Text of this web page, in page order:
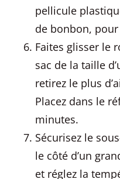
pellicule
de bonbon,
Faites glisser le
sac de la taille
retirez le plus
Placez dans le
minutes.
Sécurisez le
le côté d’un
et réglez la